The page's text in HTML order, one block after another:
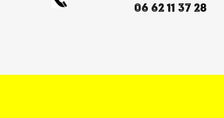
06 62 11 37 28